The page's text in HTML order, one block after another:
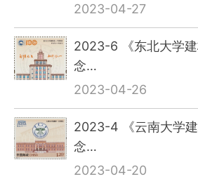
2023-04-27
2023-6 《东北大学
念…
2023-04-26
2023-4 《云南大学
念…
2023-04-20